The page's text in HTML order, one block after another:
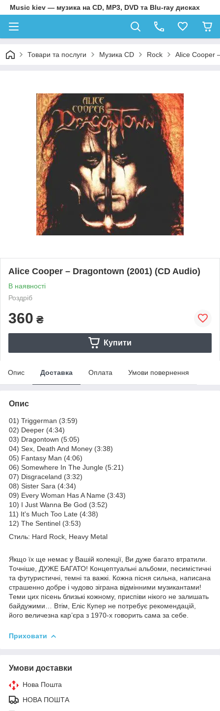
Music kiev — музика на CD, MP3, DVD та Blu-ray дисках
Товари та послуги Музика CD Rock Alice Cooper
Alice Cooper – Dragontown (2001) (CD Audio)
В наявності
Роздріб
360 ₴
Купити
Опис Доставка Оплата Умови повернення
Опис
01) Triggerman (3:59)
02) Deeper (4:34)
03) Dragontown (5:05)
04) Sex, Death And Money (3:38)
05) Fantasy Man (4:06)
06) Somewhere In The Jungle (5:21)
07) Disgraceland (3:32)
08) Sister Sara (4:34)
09) Every Woman Has A Name (3:43)
10) I Just Wanna Be God (3:52)
11) It's Much Too Late (4:38)
12) The Sentinel (3:53)
Стиль: Hard Rock, Heavy Metal
Якщо їх ще немає у Вашій колекції, Ви дуже багато втратили.
Точніше, ДУЖЕ БАГАТО! Концептуальні альбоми, песимістичні
та футуристичні, темні та важкі. Кожна пісня сильна, написана
страшенно добре і чудово зіграна відмінними музикантами!
Теми цих пісень близькі кожному, приспіви нікого не залишать
байдужими… Втім, Еліс Купер не потребує рекомендацій,
його величезна кар’єра з 1970-х говорить сама за себе.
Приховати
Умови доставки
Нова Пошта
НОВА ПОШТА